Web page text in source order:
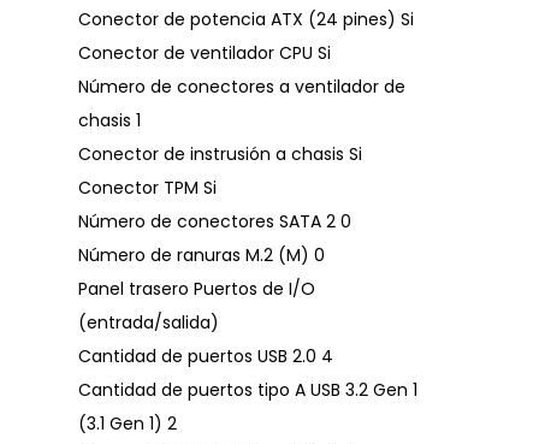
Conector de potencia ATX (24 pines) Si
Conector de ventilador CPU Si
Número de conectores a ventilador de
chasis 1
Conector de instrusión a chasis Si
Conector TPM Si
Número de conectores SATA 2 0
Número de ranuras M.2 (M) 0
Panel trasero Puertos de I/O
(entrada/salida)
Cantidad de puertos USB 2.0 4
Cantidad de puertos tipo A USB 3.2 Gen 1
(3.1 Gen 1) 2